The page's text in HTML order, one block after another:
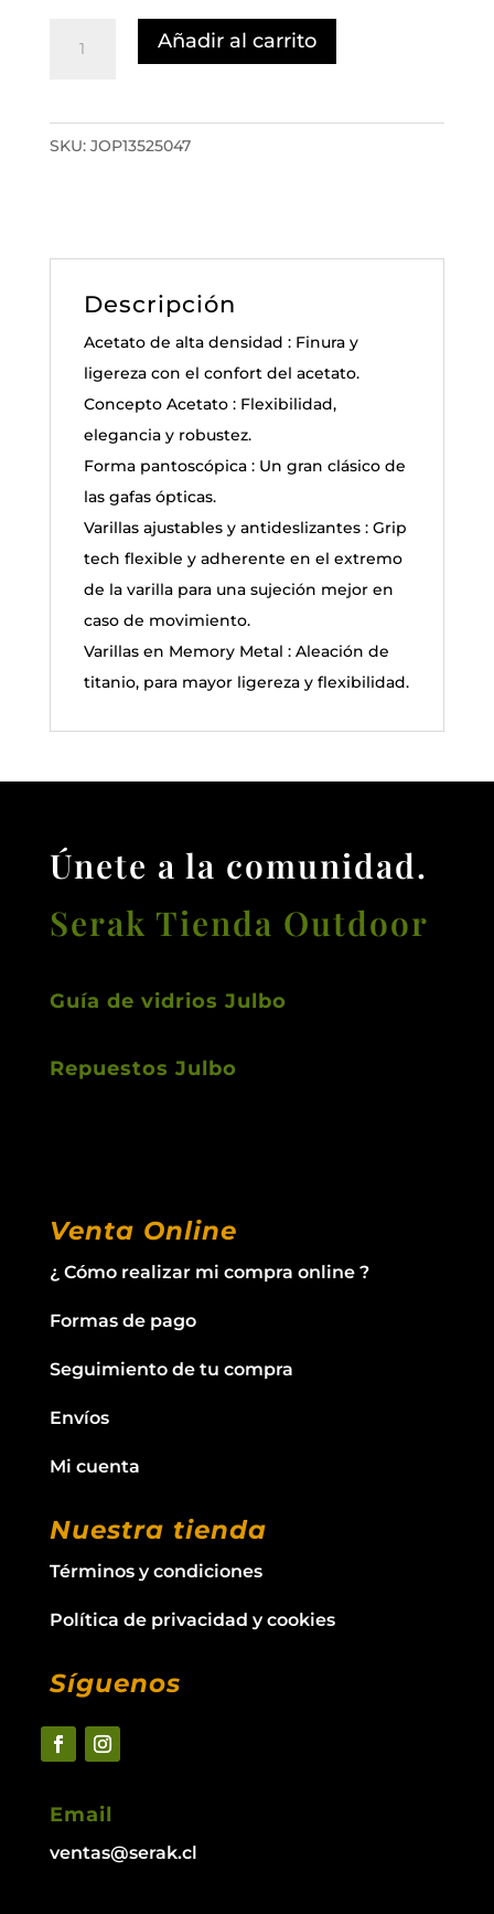
Añadir al carrito
SKU: JOP13525047
Descripción
Acetato de alta densidad : Finura y
ligereza con el confort del acetato.
Concepto Acetato : Flexibilidad,
elegancia y robustez.
Forma pantoscópica : Un gran clásico de
las gafas ópticas.
Varillas ajustables y antideslizantes : Grip
tech flexible y adherente en el extremo
de la varilla para una sujeción mejor en
caso de movimiento.
Varillas en Memory Metal : Aleación de
titanio, para mayor ligereza y flexibilidad.
Únete a la comunidad.
Serak Tienda Outdoor
Guía de vidrios Julbo
Repuestos Julbo
Venta Online
¿ Cómo realizar mi compra online ?
Formas de pago
Seguimiento de tu compra
Envíos
Mi cuenta
Nuestra tienda
Términos y condiciones
Política de privacidad y cookies
Síguenos
Email
ventas@serak.cl